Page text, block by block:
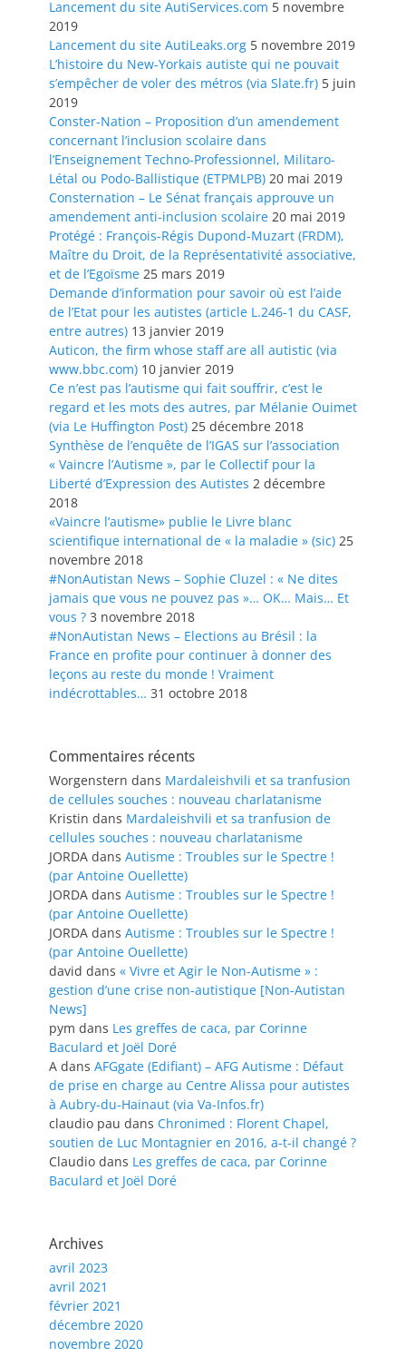
Lancement du site AutiServices.com 5 novembre
2019
Lancement du site AutiLeaks.org 5 novembre 2019
L’histoire du New-Yorkais autiste qui ne pouvait
s’empêcher de voler des métros (via Slate.fr) 5 juin
2019
Conster-Nation – Proposition d’un amendement
concernant l’inclusion scolaire dans
l’Enseignement Techno-Professionnel, Militaro-
Létal ou Podo-Ballistique (ETPMLPB) 20 mai 2019
Consternation – Le Sénat français approuve un
amendement anti-inclusion scolaire 20 mai 2019
Protégé : François-Régis Dupond-Muzart (FRDM),
Maître du Droit, de la Représentativité associative,
et de l’Egoïsme 25 mars 2019
Demande d’information pour savoir où est l’aide
de l’Etat pour les autistes (article L.246-1 du CASF,
entre autres) 13 janvier 2019
Auticon, the firm whose staff are all autistic (via
www.bbc.com) 10 janvier 2019
Ce n’est pas l’autisme qui fait souffrir, c’est le
regard et les mots des autres, par Mélanie Ouimet
(via Le Huffington Post) 25 décembre 2018
Synthèse de l’enquête de l’IGAS sur l’association
« Vaincre l’Autisme », par le Collectif pour la
Liberté d’Expression des Autistes 2 décembre
2018
«Vaincre l’autisme» publie le Livre blanc
scientifique international de « la maladie » (sic) 25
novembre 2018
#NonAutistan News – Sophie Cluzel : « Ne dites
jamais que vous ne pouvez pas »… OK… Mais… Et
vous ? 3 novembre 2018
#NonAutistan News – Elections au Brésil : la
France en profite pour continuer à donner des
leçons au reste du monde ! Vraiment
indécrottables… 31 octobre 2018
Commentaires récents
Worgenstern dans Mardaleishvili et sa tranfusion
de cellules souches : nouveau charlatanisme
Kristin dans Mardaleishvili et sa tranfusion de
cellules souches : nouveau charlatanisme
JORDA dans Autisme : Troubles sur le Spectre !
(par Antoine Ouellette)
JORDA dans Autisme : Troubles sur le Spectre !
(par Antoine Ouellette)
JORDA dans Autisme : Troubles sur le Spectre !
(par Antoine Ouellette)
david dans « Vivre et Agir le Non-Autisme » :
gestion d’une crise non-autistique [Non-Autistan
News]
pym dans Les greffes de caca, par Corinne
Baculard et Joël Doré
A dans AFGgate (Edifiant) – AFG Autisme : Défaut
de prise en charge au Centre Alissa pour autistes
à Aubry-du-Hainaut (via Va-Infos.fr)
claudio pau dans Chronimed : Florent Chapel,
soutien de Luc Montagnier en 2016, a-t-il changé ?
Claudio dans Les greffes de caca, par Corinne
Baculard et Joël Doré
Archives
avril 2023
avril 2021
février 2021
décembre 2020
novembre 2020